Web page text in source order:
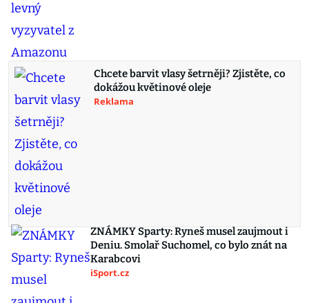
Chcete barvit vlasy šetrněji? Zjistěte, co
dokážou květinové oleje
Reklama
ZNÁMKY Sparty: Ryneš musel zaujmout i
Deniu. Smolař Suchomel, co bylo znát na
Karabcovi
iSport.cz